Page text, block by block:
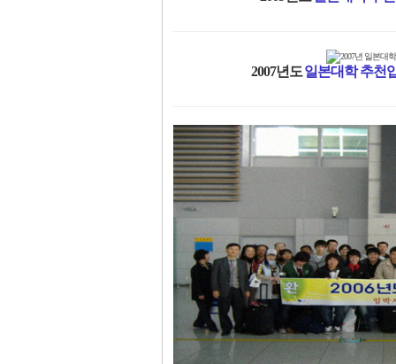
2007년도 일본대학 추천